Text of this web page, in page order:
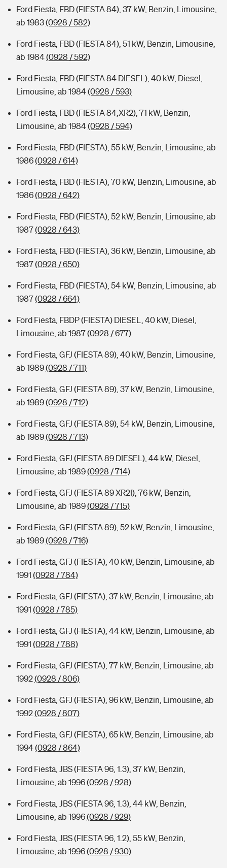
Ford Fiesta, FBD (FIESTA 84), 37 kW, Benzin, Limousine,
ab 1983(0928 / 582)
Ford Fiesta, FBD (FIESTA 84), 51 kW, Benzin, Limousine,
ab 1984(0928 / 592)
Ford Fiesta, FBD (FIESTA 84 DIESEL), 40 kW, Diesel,
Limousine, ab 1984(0928 / 593)
Ford Fiesta, FBD (FIESTA 84,XR2), 71 kW, Benzin,
Limousine, ab 1984(0928 / 594)
Ford Fiesta, FBD (FIESTA), 55 kW, Benzin, Limousine, ab
1986(0928 / 614)
Ford Fiesta, FBD (FIESTA), 70 kW, Benzin, Limousine, ab
1986(0928 / 642)
Ford Fiesta, FBD (FIESTA), 52 kW, Benzin, Limousine, ab
1987(0928 / 643)
Ford Fiesta, FBD (FIESTA), 36 kW, Benzin, Limousine, ab
1987(0928 / 650)
Ford Fiesta, FBD (FIESTA), 54 kW, Benzin, Limousine, ab
1987(0928 / 664)
Ford Fiesta, FBDP (FIESTA) DIESEL, 40 kW, Diesel,
Limousine, ab 1987(0928 / 677)
Ford Fiesta, GFJ (FIESTA 89), 40 kW, Benzin, Limousine,
ab 1989(0928 / 711)
Ford Fiesta, GFJ (FIESTA 89), 37 kW, Benzin, Limousine,
ab 1989(0928 / 712)
Ford Fiesta, GFJ (FIESTA 89), 54 kW, Benzin, Limousine,
ab 1989(0928 / 713)
Ford Fiesta, GFJ (FIESTA 89 DIESEL), 44 kW, Diesel,
Limousine, ab 1989(0928 / 714)
Ford Fiesta, GFJ (FIESTA 89 XR2I), 76 kW, Benzin,
Limousine, ab 1989(0928 / 715)
Ford Fiesta, GFJ (FIESTA 89), 52 kW, Benzin, Limousine,
ab 1989(0928 / 716)
Ford Fiesta, GFJ (FIESTA), 40 kW, Benzin, Limousine, ab
1991 (0928 / 784)
Ford Fiesta, GFJ (FIESTA), 37 kW, Benzin, Limousine, ab
1991 (0928 / 785)
Ford Fiesta, GFJ (FIESTA), 44 kW, Benzin, Limousine, ab
1991 (0928 / 788)
Ford Fiesta, GFJ (FIESTA), 77 kW, Benzin, Limousine, ab
1992(0928 / 806)
Ford Fiesta, GFJ (FIESTA), 96 kW, Benzin, Limousine, ab
1992(0928 / 807)
Ford Fiesta, GFJ (FIESTA), 65 kW, Benzin, Limousine, ab
1994(0928 / 864)
Ford Fiesta, JBS (FIESTA 96, 1.3), 37 kW, Benzin,
Limousine, ab 1996(0928 / 928)
Ford Fiesta, JBS (FIESTA 96, 1.3), 44 kW, Benzin,
Limousine, ab 1996(0928 / 929)
Ford Fiesta, JBS (FIESTA 96, 1.2), 55 kW, Benzin,
Limousine, ab 1996(0928 / 930)